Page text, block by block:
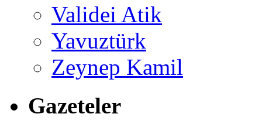
Validei Atik
Yavuztürk
Zeynep Kamil
Gazeteler